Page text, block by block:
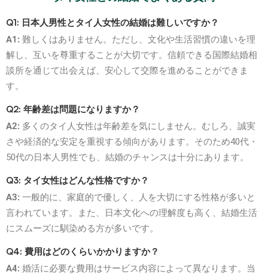
Q1: 日本人男性とタイ人女性の結婚は難しいですか？
A1: 難しくはありません。ただし、文化や生活習慣の違いを理
解し、互いを尊重することが大切です。信頼できる国際結婚相
談所を通じて出会えば、安心して交際を進めることができま
す。
Q2: 年齢差は問題になりますか？
A2: 多くのタイ人女性は年齢差を気にしません。むしろ、誠実
さや経済的な安定を重視する傾向があります。そのため40代・
50代の日本人男性でも、結婚のチャンスは十分にあります。
Q3: タイ女性はどんな性格ですか？
A3: 一般的に、家庭的で優しく、人を大切にする性格が多いと
言われています。また、日本文化への理解度も高く、結婚生活
にスムーズに馴染める方が多いです。
Q4: 費用はどのくらいかかりますか？
A4: 婚活に必要な費用はサービス内容によって異なります。当